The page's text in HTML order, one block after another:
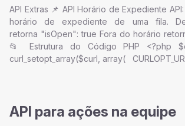
API Extras 📌 API Horário de Expediente
horário de expediente de uma fila.
retorna "isOpen": true Fora do horário
📂 Estrutura do Código PHP <?php
curl_setopt_array($curl, array(
API para ações na equipe